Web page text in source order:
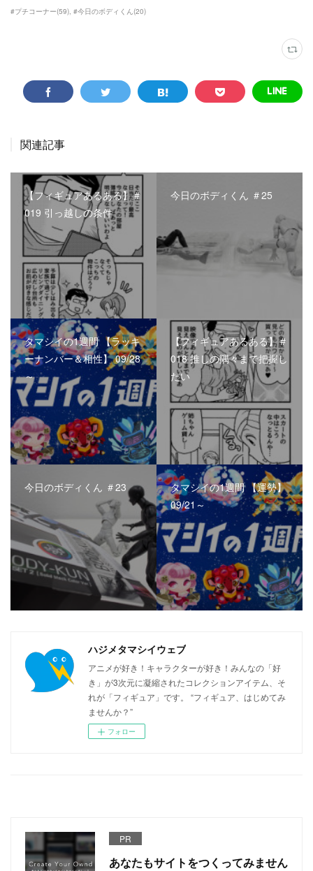
#プチコーナー(59) #今日のボディくん(20)
関連記事
【フィギュアあるある】＃
019 引っ越しの条件
今日のボディくん ＃25
タマシイの1週間 【ラッキ
ーナンバー＆相性】 09/28
～
【フィギュアあるある】＃
018 推しの隅々まで把握し
たい
今日のボディくん ＃23
タマシイの1週間 【運勢】
09/21～
ハジメタマシイウェブ
アニメが好き！キャラクターが好き！みんなの「好
き」が3次元に凝縮されたコレクションアイテム、そ
れが「フィギュア」です。 “フィギュア、はじめてみ
ませんか？”
フォロー
PR
あなたもサイトをつくってみません